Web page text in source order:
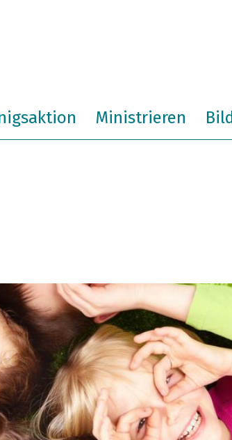
Ministrieren